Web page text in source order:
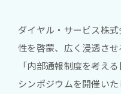
ダイヤル・サービス株
性を啓蒙、広く浸透さ
「内部通報制度を考え
シンポジウムを開催いた